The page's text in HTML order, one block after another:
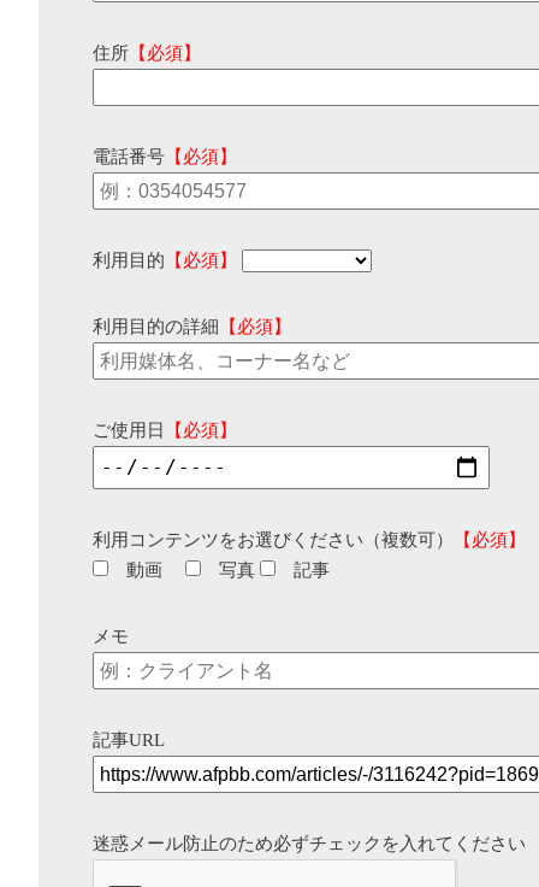
住所 【必須】
電話番号 【必須】
利用目的 【必須】
利用目的の詳細 【必須】
ご使用日 【必須】
利用コンテンツをお選びください（複数可）
【必須】
動画
写真 記事
メモ
記事URL
迷惑メール防止のため必ずチェックを入れてください